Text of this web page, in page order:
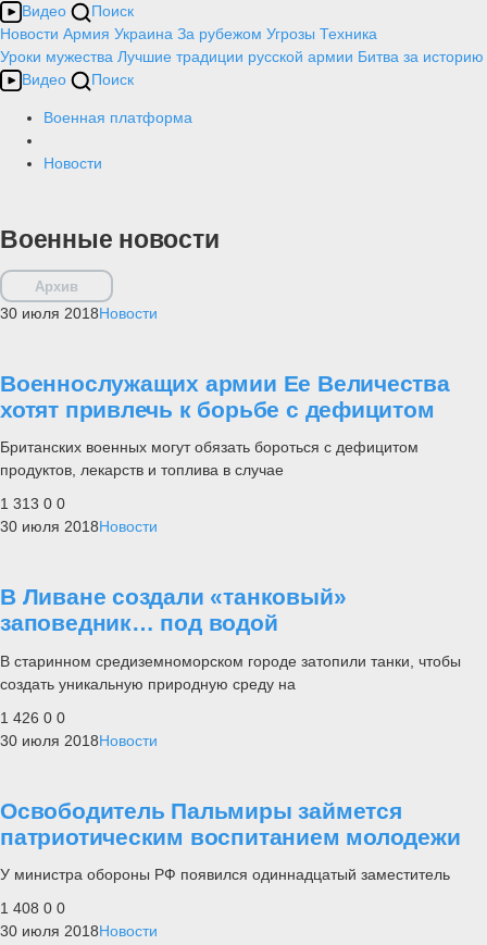
Видео
Поиск
Новости Армия Украина За рубежом Угрозы Техника
Уроки мужества Лучшие традиции русской армии Битва за историю
Видео
Поиск
Военная платформа
Новости
Военные новости
Архив
30 июля 2018Новости
Военнослужащих армии Ее Величества
хотят привлечь к борьбе с дефицитом
Британских военных могут обязать бороться с дефицитом
продуктов, лекарств и топлива в случае
1 313 0 0
30 июля 2018Новости
В Ливане создали «танковый»
заповедник… под водой
В старинном средиземноморском городе затопили танки, чтобы
создать уникальную природную среду на
1 426 0 0
30 июля 2018Новости
Освободитель Пальмиры займется
патриотическим воспитанием молодежи
У министра обороны РФ появился одиннадцатый заместитель
1 408 0 0
30 июля 2018Новости